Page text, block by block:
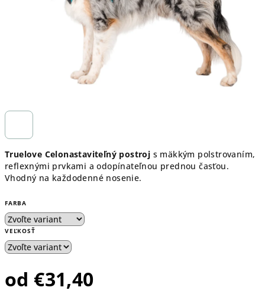
Truelove Celonastaviteľný postroj s mäkkým polstrovaním,
reflexnými prvkami a odopínateľnou prednou časťou.
Vhodný na každodenné nosenie.
FARBA
VEĽKOSŤ
od €31,40